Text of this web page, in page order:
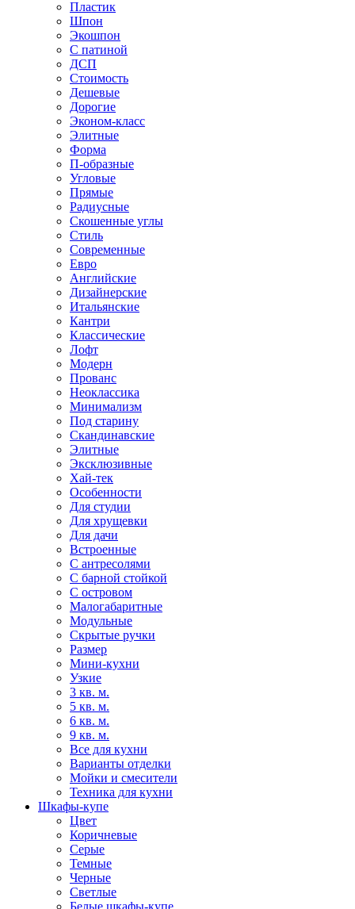
Пластик
Шпон
Экошпон
С патиной
ДСП
Стоимость
Дешевые
Дорогие
Эконом-класс
Элитные
Форма
П-образные
Угловые
Прямые
Радиусные
Скошенные углы
Стиль
Современные
Евро
Английские
Дизайнерские
Итальянские
Кантри
Классические
Лофт
Модерн
Прованс
Неоклассика
Минимализм
Под старину
Скандинавские
Элитные
Эксклюзивные
Хай-тек
Особенности
Для студии
Для хрущевки
Для дачи
Встроенные
С антресолями
С барной стойкой
С островом
Малогабаритные
Модульные
Скрытые ручки
Размер
Мини-кухни
Узкие
3 кв. м.
5 кв. м.
6 кв. м.
9 кв. м.
Все для кухни
Варианты отделки
Мойки и смесители
Техника для кухни
Шкафы-купе
Цвет
Коричневые
Серые
Темные
Черные
Светлые
Белые шкафы-купе